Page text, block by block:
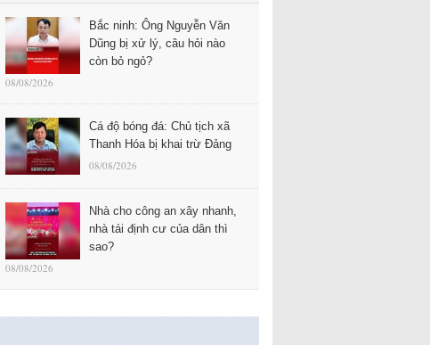
Bắc ninh: Ông Nguyễn Văn
Dũng bị xử lý, câu hỏi nào
còn bỏ ngỏ?
08/08/2026
Cá độ bóng đá: Chủ tịch xã
Thanh Hóa bị khai trừ Đảng
08/08/2026
Nhà cho công an xây nhanh,
nhà tái định cư của dân thì
sao?
08/08/2026